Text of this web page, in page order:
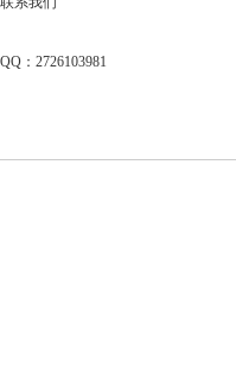
QQ：2726103981